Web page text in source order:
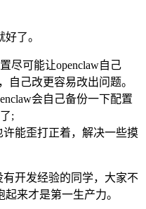
了。
尽可能让openclaw自己
自己改更容易改出问题。
会自己备份一下配置
;
许能歪打正着，解决一些摸
有开发经验的同学，大家不
来才是第一生产力。